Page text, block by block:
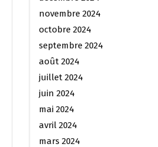
novembre 2024
octobre 2024
septembre 2024
août 2024
juillet 2024
juin 2024
mai 2024
avril 2024
mars 2024